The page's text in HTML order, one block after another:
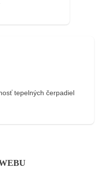
tepelných čerpadiel